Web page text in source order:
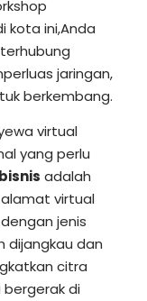
kota ini,Anda
jaringan,
berkembang.
virtual
yang perlu
adalah
virtual
jenis
dijangkau dan
citra
bergerak di